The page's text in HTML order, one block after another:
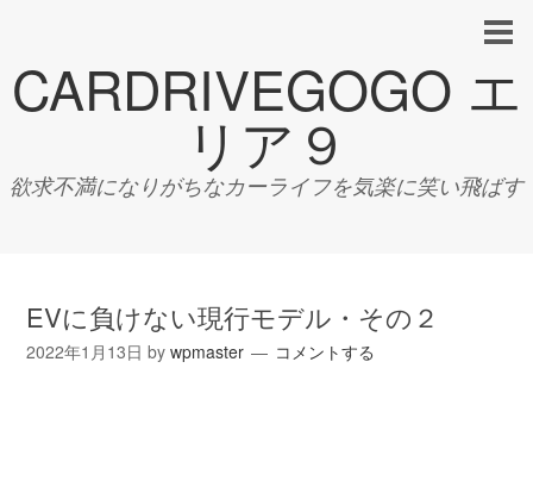
CARDRIVEGOGO エ
リア９
欲求不満になりがちなカーライフを気楽に笑い飛ばす
EVに負けない現行モデル・その２
2022年1月13日 bywpmaster コメントする